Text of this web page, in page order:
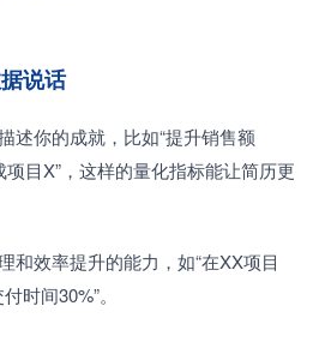
说话
述你的成就，比如“提升销售额
项目X”，这样的量化指标能让简历更
和效率提升的能力，如“在XX项目
时间30%”。